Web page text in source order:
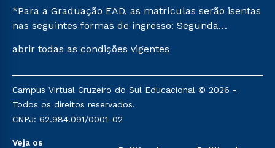
*Para a Graduação EAD, as matrículas serão isentas
nas seguintes formas de ingresso: Segunda
Já para as demais, a taxa de matrícula será de R$
mencionadas são referentes aos cursos: Ensino
Religioso, Geografia para a Docência e Metodologia
do Ensino de História: Questões Atuais.
abrir todas as condições vigentes
Campus Virtual Cruzeiro do Sul Educacional © 2026 -
Todos os direitos reservados.
CNPJ: 62.984.091/0001-02
Veja os